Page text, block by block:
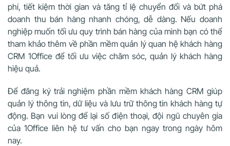
phí, tiết kiệm thời gian và tăng tỉ lệ chuyển đổi và bứt phá
doanh thu bán hàng nhanh chóng, dễ dàng. Nếu doanh
nghiệp muốn tối ưu quy trình bán hàng của mình bạn có thể
tham khảo thêm về phần mềm quản lý quan hệ khách hàng
CRM 1Office để tối ưu việc chăm sóc, quản lý khách hàng
hiệu quả.
Để đăng ký trải nghiệm phần mềm khách hàng CRM giúp
quản lý thông tin, dữ liệu và lưu trữ thông tin khách hàng tự
động. Bạn vui lòng để lại số điện thoại, đội ngũ chuyên gia
của 1Office liên hệ tư vấn cho bạn ngay trong ngày hôm
nay.